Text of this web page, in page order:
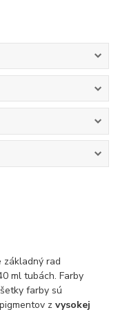
základný rad
ml tubách. Farby
farby sú
zvysokej